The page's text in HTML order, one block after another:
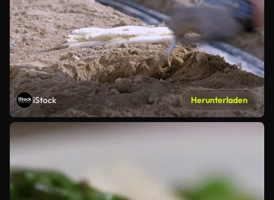
iStock Herunterladen